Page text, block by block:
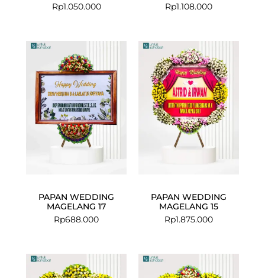
Rp1.050.000
Rp1.108.000
PAPAN WEDDING
MAGELANG 17
Rp688.000
PAPAN WEDDING
MAGELANG 15
Rp1.875.000
price
price